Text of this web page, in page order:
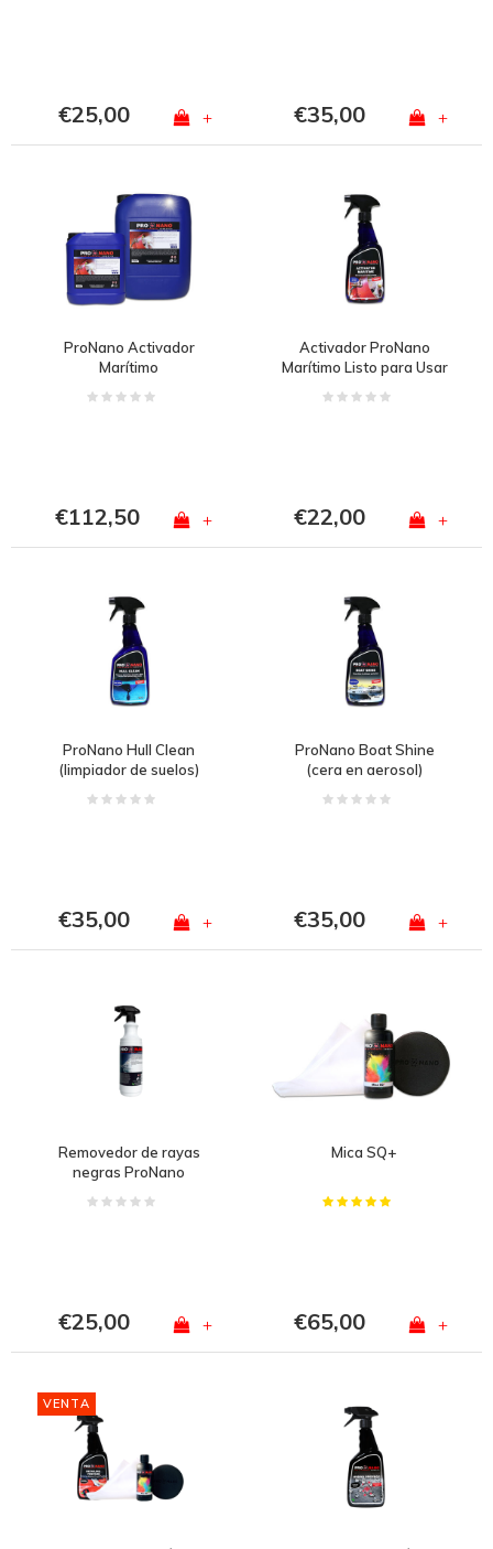
€25,00 + €35,00 +
ProNano Activador
Marítimo
€112,50 +
Activador ProNano
Marítimo Listo para Usar
€22,00 +
ProNano Hull Clean
(limpiador de suelos)
€35,00 +
ProNano Boat Shine
(cera en aerosol)
€35,00 +
Removedor de rayas
negras ProNano
€25,00 +
Mica SQ+
€65,00 +
VENTA